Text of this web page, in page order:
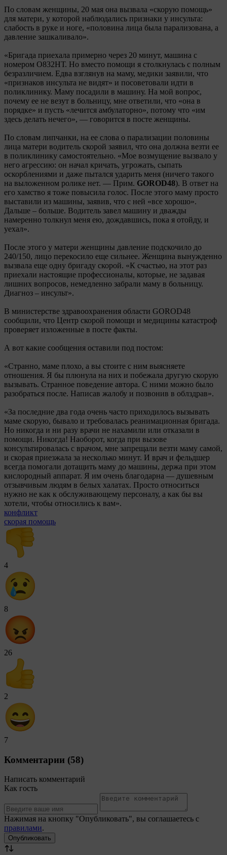
По словам женщины, 20 мая она вызвала «скорую помощь»
для матери, у которой наблюдались признаки у инсульта:
слабость в руке и ноге, «половина лица была парализована, а
давление зашкаливало».
«Бригада приехала примерно через 20 минут, машина с
номером О832НТ. Но вместо помощи я столкнулась с полным
безразличием. Едва взглянув на маму, медики заявили, что
«признаков инсульта не видят» и посоветовали идти в
поликлинику. Маму посадили в машину. На мой вопрос,
почему ее не везут в больницу, мне ответили, что «она в
порядке» и пусть «лечится амбулаторно», потому что «им
здесь делать нечего», — говорится в посте женщины.
По словам липчанки, на ее слова о парализации половины
лица матери водитель скорой заявил, что она должна везти ее
в поликлинику самостоятельно. «Мое возмущение вызвало у
него агрессию: он начал кричать, угрожать, сыпать
оскорблениями и даже пытался ударить меня (ничего такого
на выложенном ролике нет. — Прим. GOROD48). В ответ на
его хамство я тоже повысила голос. После этого маму просто
выставили из машины, заявив, что с ней «все хорошо».
Дальше – больше. Водитель завел машину и дважды
намеренно толкнул меня ею, дождавшись, пока я отойду, и
уехал».
После этого у матери женщины давление подскочило до
240/150, лицо перекосило еще сильнее. Женщина вынужденно
вызвала еще одну бригаду скорой. «К счастью, на этот раз
приехали настоящие профессионалы, которые, не задавая
лишних вопросов, немедленно забрали маму в больницу.
Диагноз – инсульт».
В министерстве здравоохранения области GOROD48
сообщили, что Центр скорой помощи и медицины катастроф
проверяет изложенные в посте факты.
А вот какие сообщения оставили под постом:
«Странно, маме плохо, а вы стоите с ним выясняете
отношения. Я бы плюнула на них и побежала другую скорую
вызывать. Странное поведение автора. С ними можно было
разобраться после. Написав жалобу и позвонив в облздрав».
«За последние два года очень часто приходилось вызывать
маме скорую, бывало и требовалась реанимационная бригада.
Но никогда и ни разу врачи не нахамили или отказали в
помощи. Никогда! Наоборот, когда при вызове
консультировалась с врачом, мне запрещали везти маму самой,
и скорая приезжала за несколько минут. И врач и фельдшер
всегда помогали дотащить маму до машины, держа при этом
кислородный аппарат. Я им очень благодарна — душевным
отзывчивым людям в белых халатах. Просто относиться
нужно не как к обслуживающему персоналу, а как бы вы
хотели, чтобы относились к вам».
конфликт
скорая помощь
4
8
26
2
7
Комментарии (58)
Написать комментарий
Как гость
Нажимая на кнопку "Опубликовать", вы соглашаетесь с
правилами.